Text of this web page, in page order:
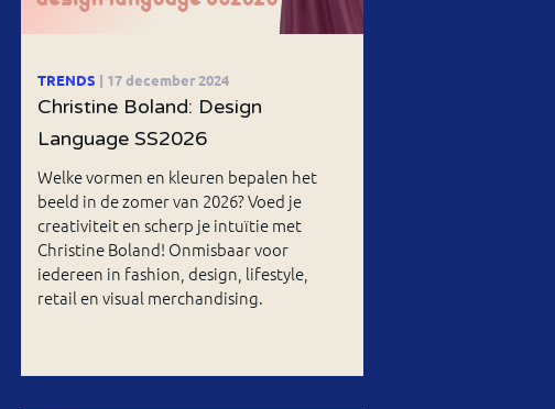
TRENDS | 17 december 2024
Christine Boland: Design
Language SS2026
Welke vormen en kleuren bepalen het
beeld in de zomer van 2026? Voed je
creativiteit en scherp je intuïtie met
Christine Boland! Onmisbaar voor
iedereen in fashion, design, lifestyle,
retail en visual merchandising.